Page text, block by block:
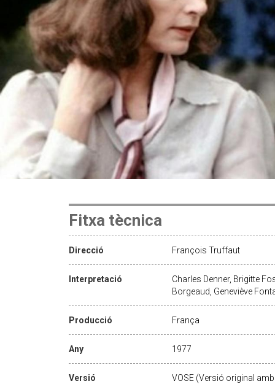
Fitxa tècnica
Direcció François Truffaut
Interpretació
Charles Denner, Brigitte
Borgeaud, Geneviève
Producció França
Any 1977
Versió VOSE (Versió original